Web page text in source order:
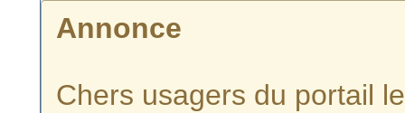
Annonce
Chers usagers du portail